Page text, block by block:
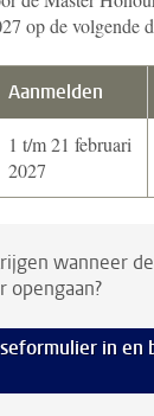
op de volgende
Aanmelden
1 t/m 21 februari
2027
wanneer de
opengaan?
in en